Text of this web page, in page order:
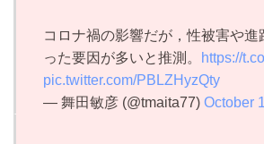
コロナ禍の影響だが，性被害や進
った要因が多いと推測。
https://
pic.twitter.com/PBLZHyzQty
— 舞田敏彦 (@tmaita77) October